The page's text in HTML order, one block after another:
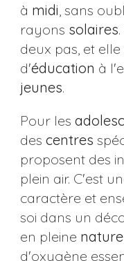
à midi , sans
rayons solaires
deux pas, et
d'éducation à
jeunes.
Pour les
des centres
proposent des
plein air. C'est
caractère et
soi dans un
en pleine nature
d'oxygène